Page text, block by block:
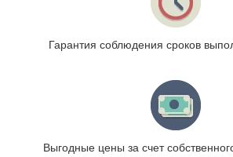
Гарантия соблюдения сроков
Выгодные цены за счет